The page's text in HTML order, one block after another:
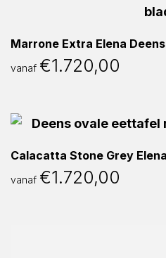
Marrone Extra Elena
vanaf €1.720,00
Calacatta Stone Grey
vanaf €1.720,00